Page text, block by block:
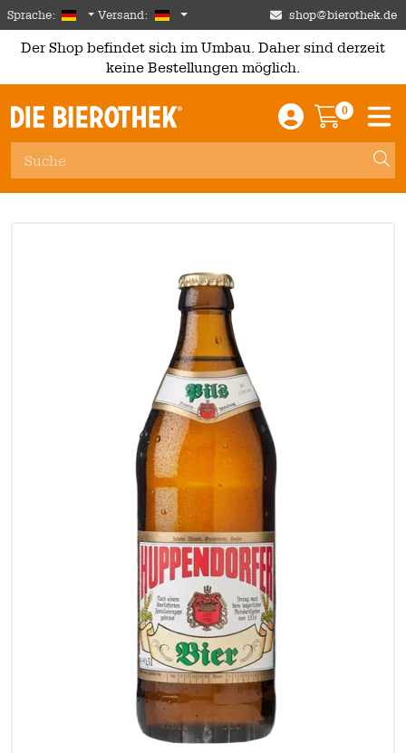
Skip to main content
Sprache: German
Versand: Deutschland shop@bierothek.de
Der Shop befindet sich im Umbau. Daher sind derzeit
keine Bestellungen möglich.
Einloggen /
0